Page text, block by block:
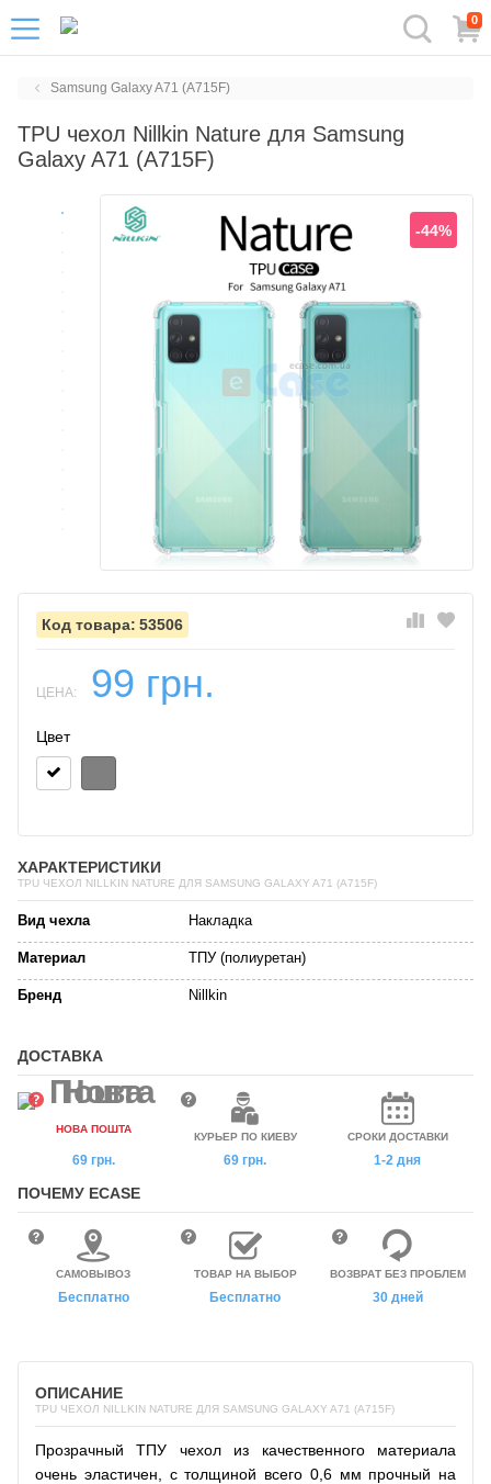
0
Samsung Galaxy A71 (A715F)
TPU чехол Nillkin Nature для Samsung
Galaxy A71 (A715F)
-44%
53506
ЦЕНА: 99 грн.
Цвет
ХАРАКТЕРИСТИКИ
TPU ЧЕХОЛ NILLKIN NATURE ДЛЯ SAMSUNG GALAXY A71 (A715F)
Вид чехла Накладка
Материал ТПУ (полиуретан)
Бренд Nillkin
ДОСТАВКА
НОВА ПОШТА
69 грн.
КУРЬЕР ПО КИЕВУ
69 грн.
СРОКИ ДОСТАВКИ
1-2 дня
ПОЧЕМУ ECASE
САМОВЫВОЗ
Бесплатно
ТОВАР НА ВЫБОР
Бесплатно
ВОЗВРАТ БЕЗ ПРОБЛЕМ
30 дней
ОПИСАНИЕ
TPU ЧЕХОЛ NILLKIN NATURE ДЛЯ SAMSUNG GALAXY A71 (A715F)
Прозрачный ТПУ чехол из качественного материала
очень эластичен, с толщиной всего 0,6 мм прочный на